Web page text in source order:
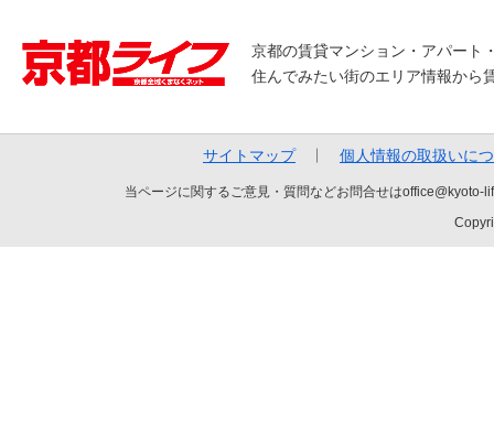
京都の賃貸マンション・アパート
住んでみたい街のエリア情報から
サイトマップ 個人情報の取扱いに
当ページに関するご意見・質問などお問合せは